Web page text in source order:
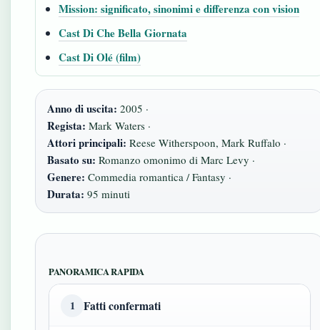
Mission: significato, sinonimi e differenza con vision
Cast Di Che Bella Giornata
Cast Di Olé (film)
Anno di uscita: 2005 ·
Regista: Mark Waters ·
Attori principali: Reese Witherspoon, Mark Ruffalo ·
Basato su: Romanzo omonimo di Marc Levy ·
Genere: Commedia romantica / Fantasy ·
Durata: 95 minuti
PANORAMICA RAPIDA
1 Fatti confermati